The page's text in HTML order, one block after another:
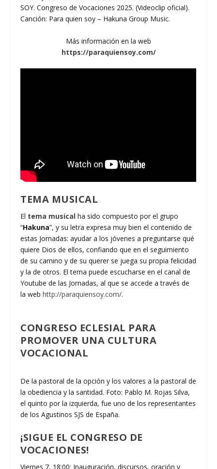
SOY. Congreso de Vocaciones 2025. (Videoclip oficial).
Canción: Para quien soy – Hakuna Group Music.
Más información en la web
https://paraquiensoy.com/
TEMA MUSICAL
El tema musical ha sido compuesto por el grupo
“Hakuna”, y su letra expresa muy bien el contenido de
estas Jornadas: ayudar a los jóvenes a preguntarse qué
quiere Dios de ellos, confiando que en el seguimiento
de su camino y de su querer se juega su propia felicidad
y la de otros. El tema puede escucharse en el canal de
Youtube de las Jornadas, al que se accede a través de
la webhttp://paraquiensoy.com/.
CONGRESO ECLESIAL PARA
PROMOVER UNA CULTURA
VOCACIONAL
De la pastoral de la opción y los valores a la pastoral de
la obediencia y la santidad. Foto: Pablo M. Rojas Silva,
el quinto por la izquierda, fue uno de los representantes
de los Agustinos SJS de España.
¡SIGUE EL CONGRESO DE
VOCACIONES!
Viernes 7, 18:00: Inauguración, discursos, oración y